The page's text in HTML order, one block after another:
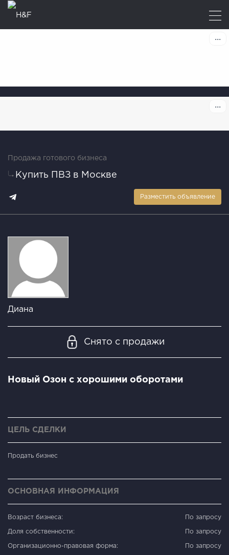
Продажа готового бизнеса
Купить ПВЗ в Москве
Разместить объявление
Диана
Снято с продажи
Новый Озон с хорошими оборотами
ЦЕЛЬ СДЕЛКИ
Продать бизнес
ОСНОВНАЯ ИНФОРМАЦИЯ
Возраст бизнеса: По запросу
Доля собственности: По запросу
Организационно-правовая форма: По запросу